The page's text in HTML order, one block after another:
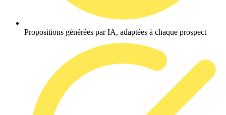
Propositions générées par IA, adaptées à chaque prospect